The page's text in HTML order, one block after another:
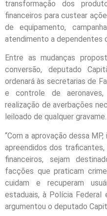
transformação dos
financeiros para custear
de equipamento,
atendimento a dependentes
Entre as mudanças
conversão, deputado
ordenará às secretarias de
e controle de
realização de averbações
leiloado de qualquer gravame.
“Com a aprovação dessa
apreendidos dos
financeiros, sejam
facções que praticam
cuidam e recuperam
estaduais, à Polícia Federal
argumentou o deputado